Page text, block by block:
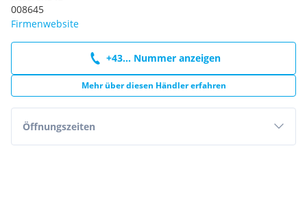
008645
Firmenwebsite
+43... Nummer anzeigen
Mehr über diesen Händler erfahren
Öffnungszeiten